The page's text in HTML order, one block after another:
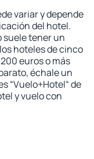
variar y depende
del hotel.
suele tener un
hoteles de cinco
euros o más
échale un
“Vuelo+Hotel“ de
y vuelo con